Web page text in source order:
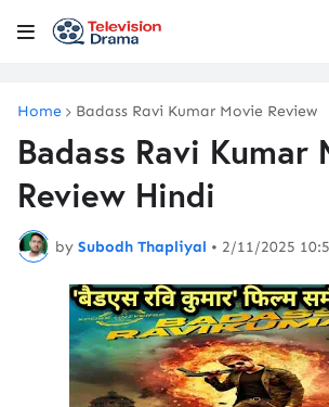
Home Badass Ravi Kumar Movie Review
Badass Ravi Kumar
Review Hindi
by Subodh Thapliyal • 2/11/2025